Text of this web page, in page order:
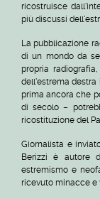
ricostruisce
più discussi
La pubblicazione
di un mondo da
propria
dell'estrema destra
prima ancora che
di secolo –
ricostituzione del
Giornalista e
Berizzi è autore
estremismo e
ricevuto minacce e